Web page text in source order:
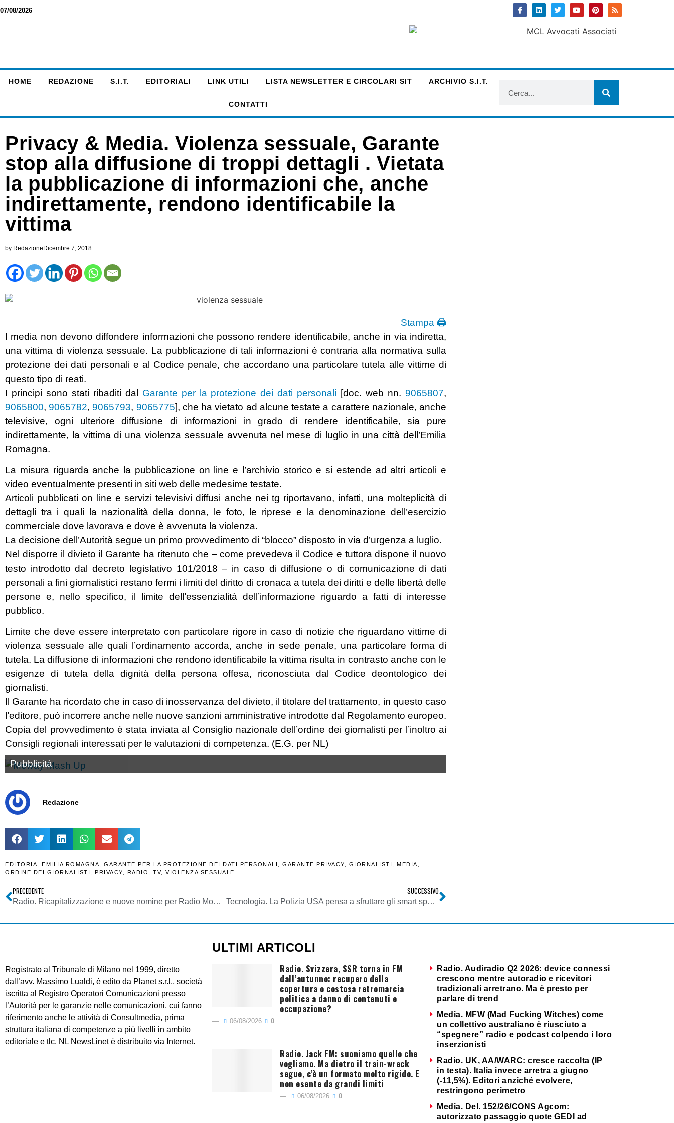
07/08/2026
HOME REDAZIONE S.I.T. EDITORIALI LINK UTILI LISTA NEWSLETTER E CIRCOLARI SIT ARCHIVIO S.I.T.
CONTATTI
Privacy & Media. Violenza sessuale, Garante
stop alla diffusione di troppi dettagli . Vietata
la pubblicazione di informazioni che, anche
indirettamente, rendono identificabile la
vittima
by Redazione Dicembre 7, 2018
Stampa 🖨
I media non devono diffondere informazioni che possono rendere identificabile, anche in via indiretta,
una vittima di violenza sessuale. La pubblicazione di tali informazioni è contraria alla normativa sulla
protezione dei dati personali e al Codice penale, che accordano una particolare tutela alle vittime di
questo tipo di reati.
I principi sono stati ribaditi dal Garante per la protezione dei dati personali [doc. web nn. 9065807,
9065800, 9065782, 9065793, 9065775], che ha vietato ad alcune testate a carattere nazionale, anche
televisive, ogni ulteriore diffusione di informazioni in grado di rendere identificabile, sia pure
indirettamente, la vittima di una violenza sessuale avvenuta nel mese di luglio in una città dell’Emilia
Romagna.
La misura riguarda anche la pubblicazione on line e l’archivio storico e si estende ad altri articoli e
video eventualmente presenti in siti web delle medesime testate.
Articoli pubblicati on line e servizi televisivi diffusi anche nei tg riportavano, infatti, una molteplicità di
dettagli tra i quali la nazionalità della donna, le foto, le riprese e la denominazione dell’esercizio
commerciale dove lavorava e dove è avvenuta la violenza.
La decisione dell’Autorità segue un primo provvedimento di “blocco” disposto in via d’urgenza a luglio.
Nel disporre il divieto il Garante ha ritenuto che – come prevedeva il Codice e tuttora dispone il nuovo
testo introdotto dal decreto legislativo 101/2018 – in caso di diffusione o di comunicazione di dati
personali a fini giornalistici restano fermi i limiti del diritto di cronaca a tutela dei diritti e delle libertà delle
persone e, nello specifico, il limite dell’essenzialità dell’informazione riguardo a fatti di interesse
pubblico.
Limite che deve essere interpretato con particolare rigore in caso di notizie che riguardano vittime di
violenza sessuale alle quali l’ordinamento accorda, anche in sede penale, una particolare forma di
tutela. La diffusione di informazioni che rendono identificabile la vittima risulta in contrasto anche con le
esigenze di tutela della dignità della persona offesa, riconosciuta dal Codice deontologico dei
giornalisti.
Il Garante ha ricordato che in caso di inosservanza del divieto, il titolare del trattamento, in questo caso
l’editore, può incorrere anche nelle nuove sanzioni amministrative introdotte dal Regolamento europeo.
Copia del provvedimento è stata inviata al Consiglio nazionale dell’ordine dei giornalisti per l’inoltro ai
Consigli regionali interessati per le valutazioni di competenza. (E.G. per NL)
Pubblicità
Redazione
EDITORIA EMILIA ROMAGNA GARANTE PER LA PROTEZIONE DEI DATI PERSONALI GARANTE PRIVACY GIORNALISTI MEDIA
ORDINE DEI GIORNALISTI
PRIVACY RADIO TV, VIOLENZA SESSUALE
PRECEDENTE
Radio. Ricapitalizzazione e nuove nomine per Radio MonteCarlo Sport Network: Hazan detiene cosi’ il 65%. Attesa per la verifica dei dati di ascolto TER
SUCCESSIVO
Tecnologia. La Polizia USA pensa a sfruttare gli smart speaker per combattere il crimine. Ma e’ dibattito sulla possibilita’ di appellarsi al primo e quinto emendamento
Registrato al Tribunale di Milano nel 1999, diretto
dall’avv. Massimo Lualdi, è edito da Planet s.r.l., società
iscritta al Registro Operatori Comunicazioni presso
l’Autorità per le garanzie nelle comunicazioni, cui fanno
riferimento anche le attività di Consultmedia, prima
struttura italiana di competenze a più livelli in ambito
editoriale e tlc. NL NewsLinet è distribuito via Internet.
ULTIMI ARTICOLI
Radio. Svizzera, SSR torna in FM
dall’autunno: recupero della
copertura o costosa retromarcia
politica a danno di contenuti e
occupazione?
06/08/2026 0
Radio. Jack FM: suoniamo quello che
vogliamo. Ma dietro il train-wreck
segue, c’è un formato molto rigido. E
non esente da grandi limiti
06/08/2026 0
Radio. Audiradio Q2 2026: device connessi
crescono mentre autoradio e ricevitori
tradizionali arretrano. Ma è presto per
parlare di trend
Media. MFW (Mad Fucking Witches) come
un collettivo australiano è riusciuto a
“spegnere” radio e podcast colpendo i loro
inserzionisti
Radio. UK, AA/WARC: cresce raccolta (IP
in testa). Italia invece arretra a giugno
(-11,5%). Editori anziché evolvere,
restringono perimetro
Media. Del. 152/26/CONS Agcom:
autorizzato passaggio quote GEDI ad